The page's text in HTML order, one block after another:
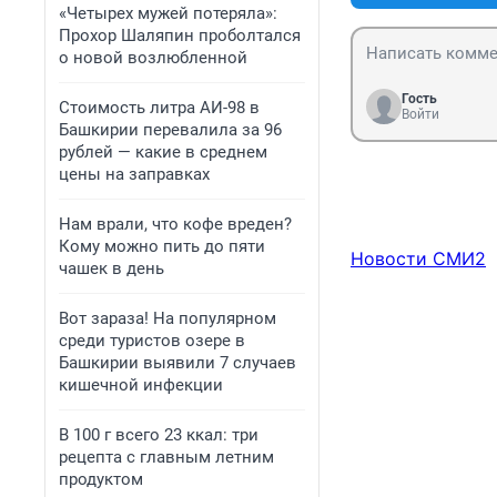
«Четырех мужей потеряла»:
Прохор Шаляпин проболтался
о новой возлюбленной
Стоимость литра АИ-98 в
Башкирии перевалила за 96
рублей — какие в среднем
цены на заправках
Нам врали, что кофе вреден?
Кому можно пить до пяти
чашек в день
Вот зараза! На популярном
среди туристов озере в
Башкирии выявили 7 случаев
кишечной инфекции
В 100 г всего 23 ккал: три
рецепта с главным летним
продуктом
Гость
Войти
Новости СМИ2